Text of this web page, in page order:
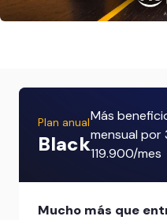
Plan anual
Black
Más
mensual por
119.900/mes
Mucho más que